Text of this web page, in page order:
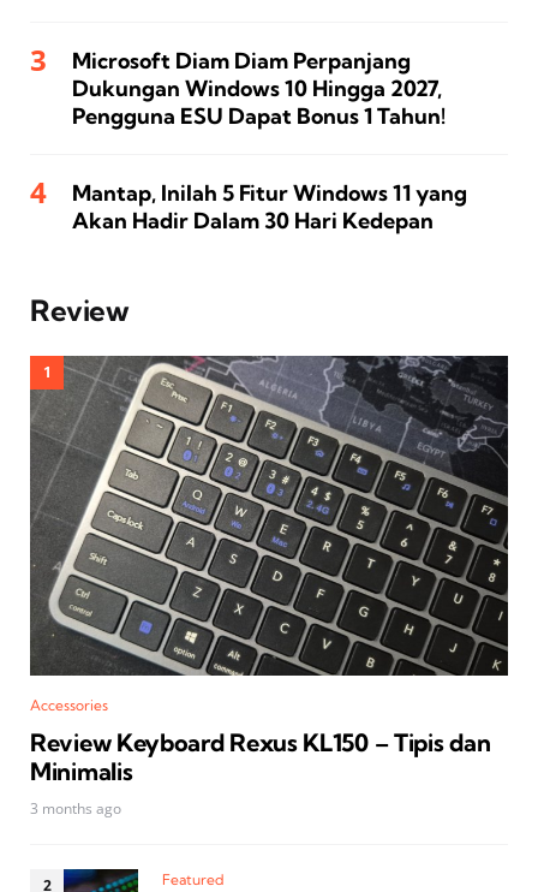
Microsoft Diam Diam Perpanjang
Dukungan Windows 10 Hingga 2027,
Pengguna ESU Dapat Bonus 1 Tahun!
Mantap, Inilah 5 Fitur Windows 11 yang
Akan Hadir Dalam 30 Hari Kedepan
Review
Accessories
Review Keyboard Rexus KL150 – Tipis dan
Minimalis
3 months ago
Featured